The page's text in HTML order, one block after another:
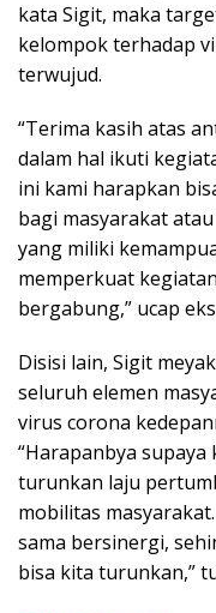
kata Sigit, maka
kelompok terhadap
terwujud.
“Terima kasih atas
dalam hal ikuti
ini kami harapkan
bagi masyarakat
yang miliki
memperkuat
bergabung,” ucap
Disisi lain, Sigit
seluruh elemen
virus corona
“Harapanbya
turunkan laju
mobilitas
sama bersinergi,
bisa kita turunkan,”